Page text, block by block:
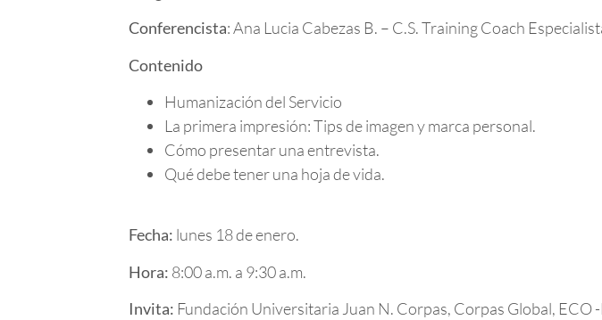
Conferencista: Ana Lucia Cabezas B. – C.S. Training Coach
Contenido
Humanización del Servicio
La primera impresión: Tips de imagen y marca personal.
Cómo presentar una entrevista.
Qué debe tener una hoja de vida.
Fecha: lunes 18 de enero.
Hora: 8:00 a.m. a 9:30 a.m.
Invita: Fundación Universitaria Juan N. Corpas, Corpas Global, ECO